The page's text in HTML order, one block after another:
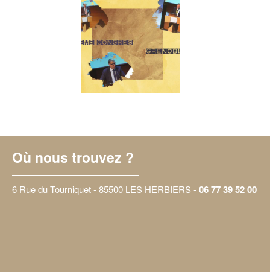
Où nous trouvez ?
6 Rue du Tourniquet - 85500 LES HERBIERS -06 77 39 52 00